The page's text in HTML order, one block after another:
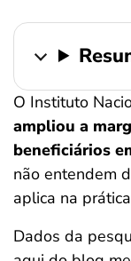
O Instituto
ampliou a
beneficiários
não entendem
aplica na
Dados da